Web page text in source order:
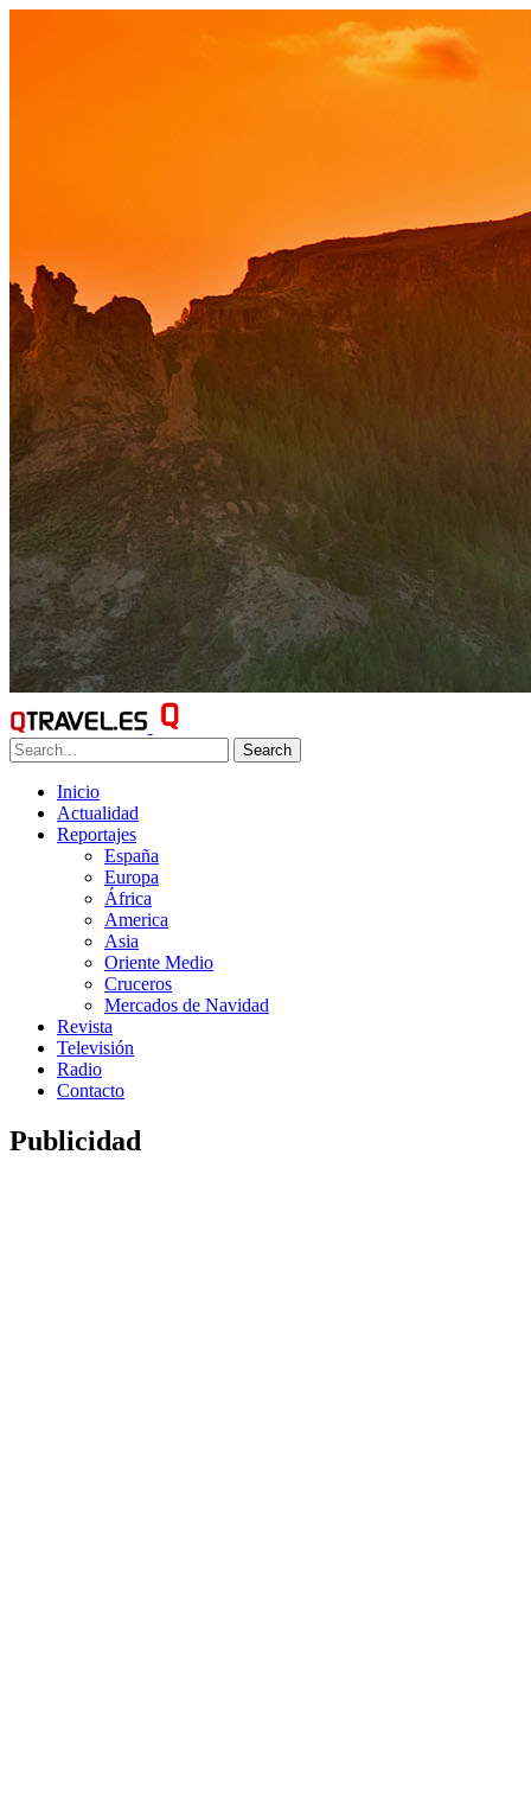
Search
Inicio
Actualidad
Reportajes
España
Europa
África
America
Asia
Oriente Medio
Cruceros
Mercados de Navidad
Revista
Televisión
Radio
Contacto
Publicidad